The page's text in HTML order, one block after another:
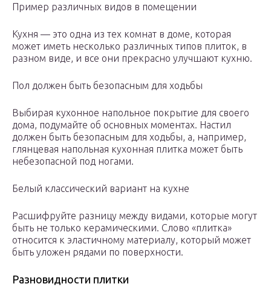
Пример различных видов в помещении
Кухня — это одна из тех комнат в доме, которая
может иметь несколько различных типов плиток, в
разном виде, и все они прекрасно улучшают кухню.
Пол должен быть безопасным для ходьбы
Выбирая кухонное напольное покрытие для своего
дома, подумайте об основных моментах. Настил
должен быть безопасным для ходьбы, а, например,
глянцевая напольная кухонная плитка может быть
небезопасной под ногами.
Белый классический вариант на кухне
Расшифруйте разницу между видами, которые могут
быть не только керамическими. Слово «плитка»
относится к эластичному материалу, который может
быть уложен рядами по поверхности.
Разновидности плитки